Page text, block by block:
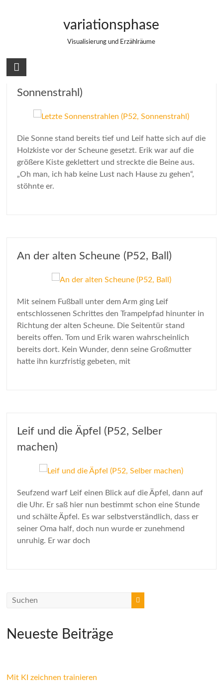
variationsphase
Visualisierung und Erzählräume
Letzte Sonnenstrahlen (P52,
Sonnenstrahl)
Die Sonne stand bereits tief und Leif hatte sich auf die
Holzkiste vor der Scheune gesetzt. Erik war auf die
größere Kiste geklettert und streckte die Beine aus.
„Oh man, ich hab keine Lust nach Hause zu gehen“,
stöhnte er.
An der alten Scheune (P52, Ball)
Mit seinem Fußball unter dem Arm ging Leif
entschlossenen Schrittes den Trampelpfad hinunter in
Richtung der alten Scheune. Die Seitentür stand
bereits offen. Tom und Erik waren wahrscheinlich
bereits dort. Kein Wunder, denn seine Großmutter
hatte ihn kurzfristig gebeten, mit
Leif und die Äpfel (P52, Selber
machen)
Seufzend warf Leif einen Blick auf die Äpfel, dann auf
die Uhr. Er saß hier nun bestimmt schon eine Stunde
und schälte Äpfel. Es war selbstverständlich, dass er
seiner Oma half, doch nun wurde er zunehmend
unruhig. Er war doch
Neueste Beiträge
Mit KI zeichnen trainieren